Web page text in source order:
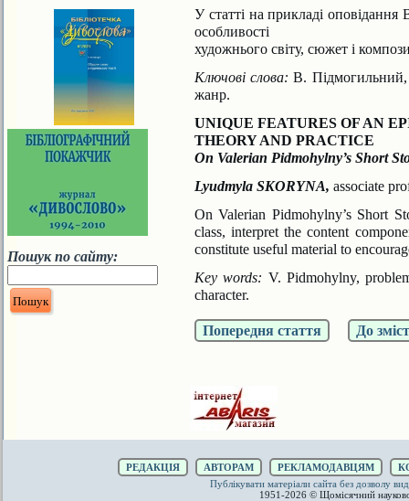
Пошук по сайту:
У статті на прикладі
особливості
художнього світу, сюжет і
Ключові слова: В. Підмогильний,
жанр.
UNIQUE FEATURES OF AN
THEORY AND PRACTICE
On Valerian Pidmohylny’s Short
Lyudmyla SKORYNA, associate
On Valerian Pidmohylny’s Short
class, interpretthe content
constitute useful material to
Key words: V. Pidmohylny,
character.
Попередня стаття До
РЕДАКЦІЯ АВТОРАМ РЕКЛАМОДАВЦЯМ
Публікувати матеріали сайта без дозволу
1951-2026 © Щомісячний